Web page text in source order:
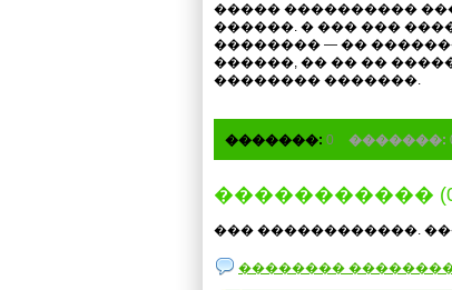
����� ����������
������. � ��� ���
�������� — ��
������, �� �� ��
�������� �������.
�������: 0 �������:
�����������
��� ������������.
��������